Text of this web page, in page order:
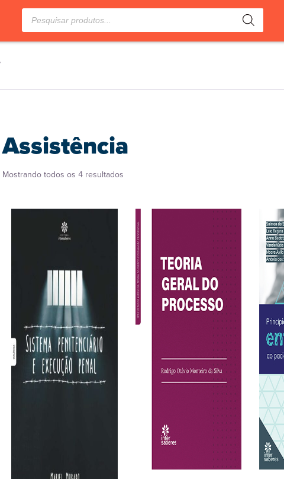
Pesquisar
produtos
Assistência
Mostrando todos os 4 resultados